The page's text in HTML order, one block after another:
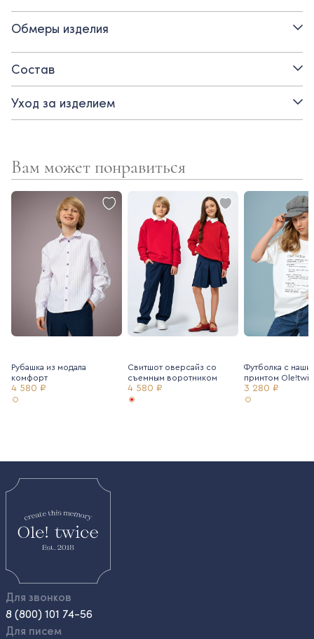
Классическая рубашка - основа гардероба юного
джентльмена.
Детали:
- застежка на пуговицы
Обмеры изделия
Состав
Уход за изделием
Вам может понравиться
Рубашка из модала
комфорт
4 580 ₽
Свитшот оверсайз со
съемным воротником
4 580 ₽
Футболка с
принтом
3 280 ₽
Для звонков
8 (800) 101 74-56
Для писем